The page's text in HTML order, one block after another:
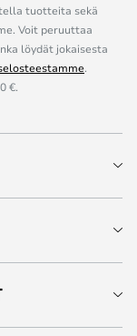
tuotteita sekä
Voit peruuttaa
löydät jokaisesta
.
€.